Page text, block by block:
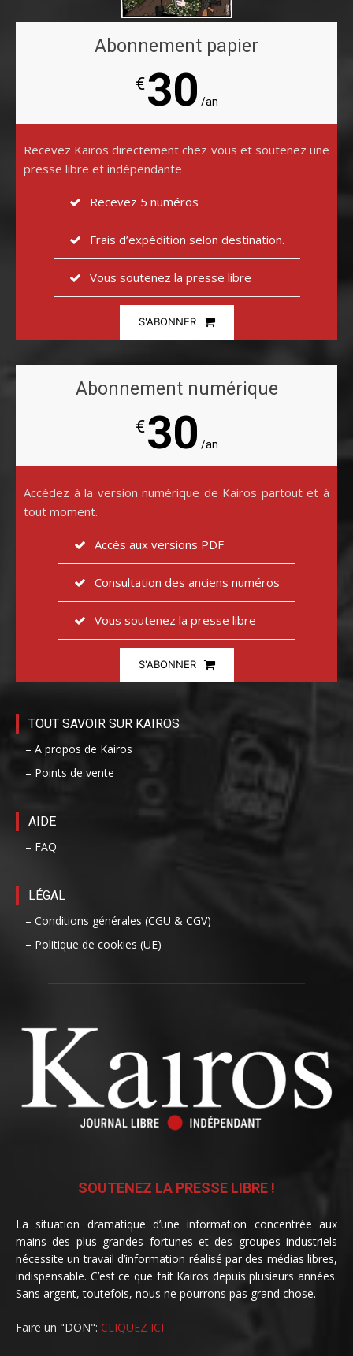
Abonnement papier
€30 /an
Recevez Kairos directement chez vous et soutenez une
presse libre et indépendante
Recevez 5 numéros
Frais d’expédition selon destination.
Vous soutenez la presse libre
S'ABONNER
Abonnement numérique
€30 /an
Accédez à la version numérique de Kairos partout et à
tout moment.
Accès aux versions PDF
Consultation des anciens numéros
Vous soutenez la presse libre
S'ABONNER
TOUT SAVOIR SUR KAIROS
– A propos de Kairos
– Points de vente
AIDE
– FAQ
LÉGAL
– Conditions générales (CGU & CGV)
– Politique de cookies (UE)
SOUTENEZ LA PRESSE LIBRE !
La situation dramatique d’une information concentrée aux
mains des plus grandes fortunes et des groupes industriels
nécessite un travail d’information réalisé par des médias libres,
indispensable. C’est ce que fait Kairos depuis plusieurs années.
Sans argent, toutefois, nous ne pourrons pas grand chose.
Faire un "DON": CLIQUEZ ICI